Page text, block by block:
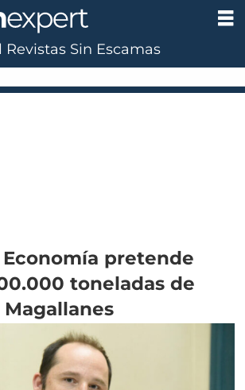
pretende
toneladas de
Revistas Sin Escamas